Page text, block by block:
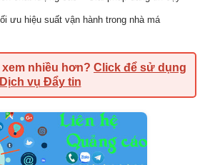
ưu hiệu suất vận hành trong nhà má
nhiều hơn? Click để sử dụng
Dịch vụ Đẩy tin